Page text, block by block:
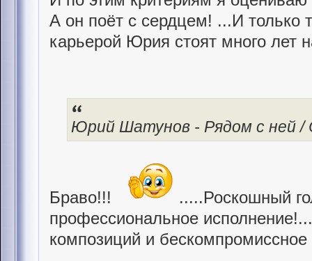
А он поёт с сердцем! ...И только
карьерой Юрия стоят много лет
Юрий Шатунов - Рядом с ней /
Браво!!!
.....Роскошный
профессиональное
композиций и бескомпромиссное